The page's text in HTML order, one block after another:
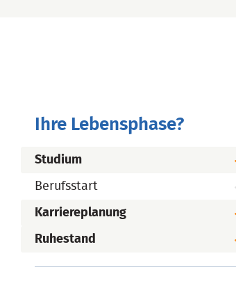
Ihre Lebensphase?
Studium
Berufsstart
Karriereplanung
Ruhestand